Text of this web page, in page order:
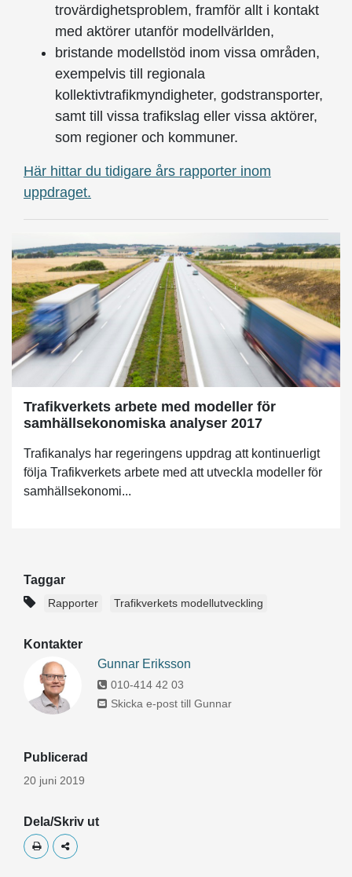
trovärdighetsproblem, framför allt i kontakt
med aktörer utanför modellvärlden,
bristande modellstöd inom vissa områden,
exempelvis till regionala
kollektivtrafikmyndigheter, godstransporter,
samt till vissa trafikslag eller vissa aktörer,
som regioner och kommuner.
Här hittar du tidigare års rapporter inom
uppdraget.
Trafikverkets arbete med modeller för
samhällsekonomiska analyser 2017
Trafikanalys har regeringens uppdrag att kontinuerligt
följa Trafikverkets arbete med att utveckla modeller för
samhällsekonomi...
Taggar
Rapporter Trafikverkets modellutveckling
Kontakter
Gunnar Eriksson
010-414 42 03
Skicka e-post till Gunnar
Publicerad
20 juni 2019
Dela/Skriv ut
Skriv utDela